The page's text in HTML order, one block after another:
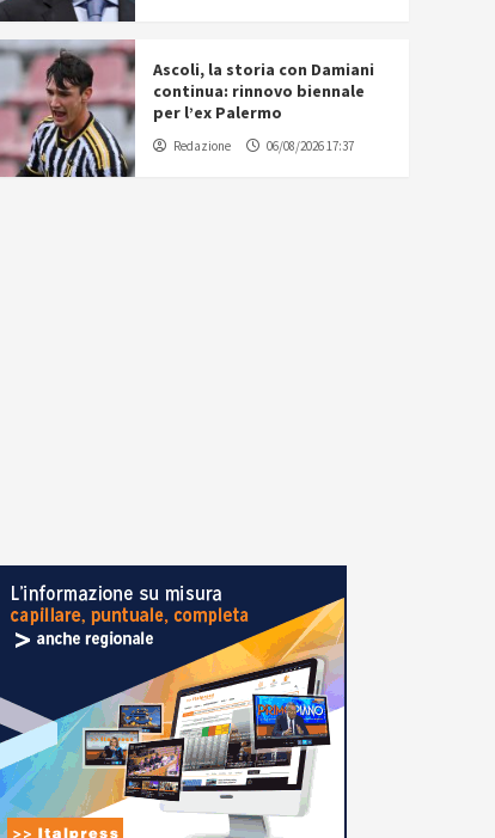
Ascoli, la storia con Damiani
continua: rinnovo biennale
per l’ex Palermo
Redazione 06/08/2026 17:37